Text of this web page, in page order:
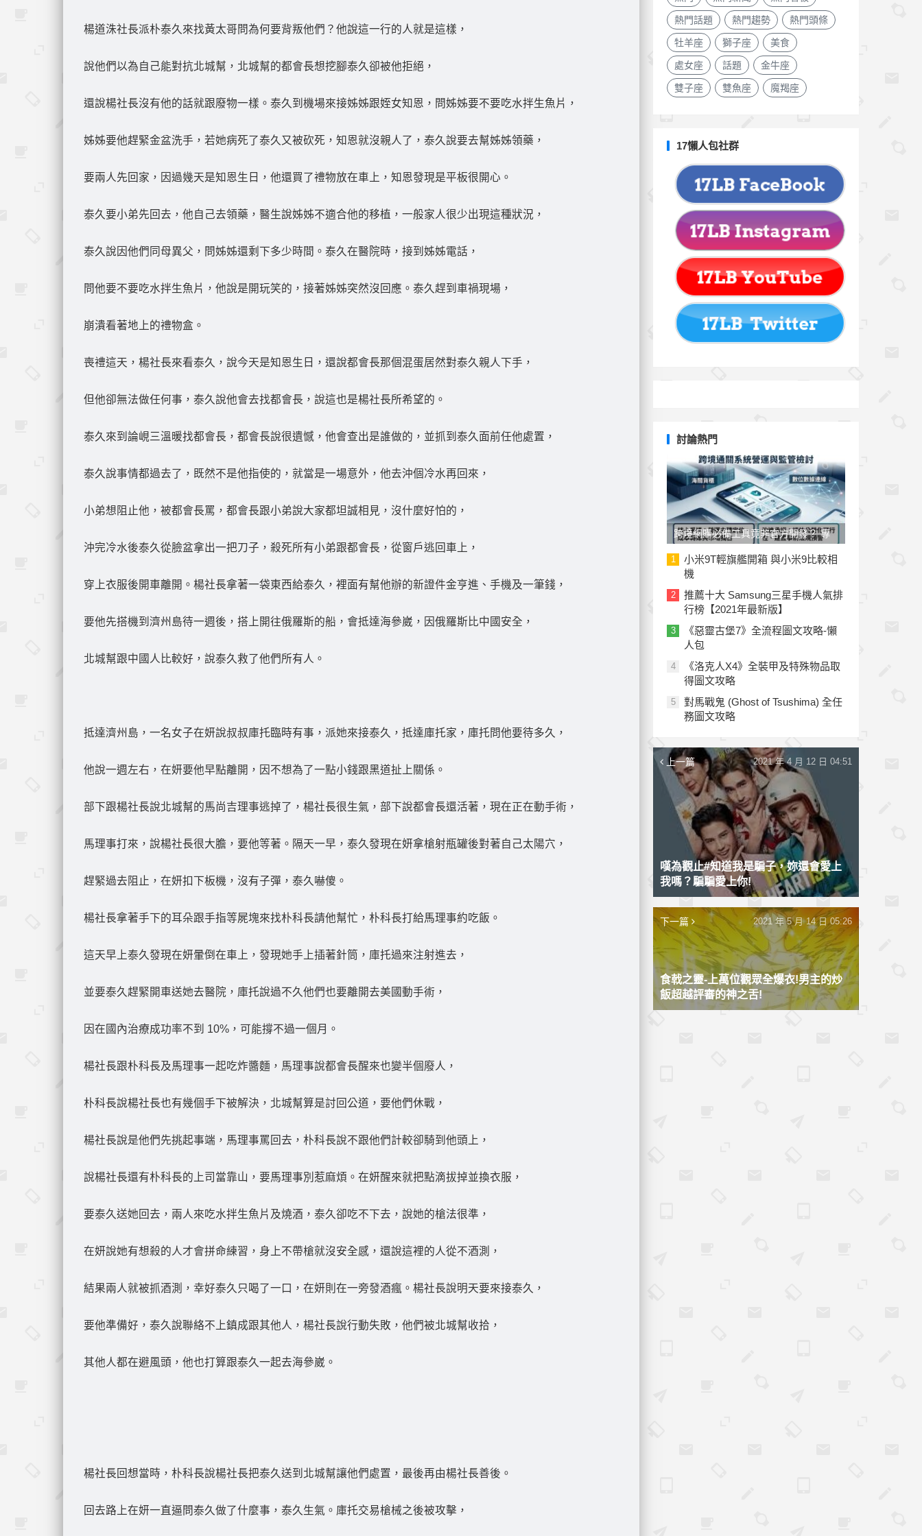
楊道洙社長派朴泰久來找黃太哥問為何要背叛他們？他說這一行的人就是這樣，
說他們以為自己能對抗北城幫，北城幫的都會長想挖腳泰久卻被他拒絕，
還說楊社長沒有他的話就跟廢物一樣。泰久到機場來接姊姊跟姪女知恩，問姊姊要不要吃水拌生魚片，
姊姊要他趕緊金盆洗手，若她病死了泰久又被砍死，知恩就沒親人了，泰久說要去幫姊姊領藥，
要兩人先回家，因過幾天是知恩生日，他還買了禮物放在車上，知恩發現是平板很開心。
泰久要小弟先回去，他自己去領藥，醫生說姊姊不適合他的移植，一般家人很少出現這種狀況，
泰久說因他們同母異父，問姊姊還剩下多少時間。泰久在醫院時，接到姊姊電話，
問他要不要吃水拌生魚片，他說是開玩笑的，接著姊姊突然沒回應。泰久趕到車禍現場，
崩潰看著地上的禮物盒。
喪禮這天，楊社長來看泰久，說今天是知恩生日，還說都會長那個混蛋居然對泰久親人下手，
但他卻無法做任何事，泰久說他會去找都會長，說這也是楊社長所希望的。
泰久來到論峴三溫暖找都會長，都會長說很遺憾，他會查出是誰做的，並抓到泰久面前任他處置，
泰久說事情都過去了，既然不是他指使的，就當是一場意外，他去沖個冷水再回來，
小弟想阻止他，被都會長罵，都會長跟小弟說大家都坦誠相見，沒什麼好怕的，
沖完冷水後泰久從臉盆拿出一把刀子，殺死所有小弟跟都會長，從窗戶逃回車上，
穿上衣服後開車離開。楊社長拿著一袋東西給泰久，裡面有幫他辦的新證件金亨進、手機及一筆錢，
要他先搭機到濟州島待一週後，搭上開往俄羅斯的船，會抵達海參崴，因俄羅斯比中國安全，
北城幫跟中國人比較好，說泰久救了他們所有人。
抵達濟州島，一名女子在妍說叔叔庫托臨時有事，派她來接泰久，抵達庫托家，庫托問他要待多久，
他說一週左右，在妍要他早點離開，因不想為了一點小錢跟黑道扯上關係。
部下跟楊社長說北城幫的馬尚吉理事逃掉了，楊社長很生氣，部下說都會長還活著，現在正在動手術，
馬理事打來，說楊社長很大膽，要他等著。隔天一早，泰久發現在妍拿槍射瓶罐後對著自己太陽穴，
趕緊過去阻止，在妍扣下板機，沒有子彈，泰久嚇傻。
楊社長拿著手下的耳朵跟手指等屍塊來找朴科長請他幫忙，朴科長打給馬理事約吃飯。
這天早上泰久發現在妍暈倒在車上，發現她手上插著針筒，庫托過來注射進去，
並要泰久趕緊開車送她去醫院，庫托說過不久他們也要離開去美國動手術，
因在國內治療成功率不到 10%，可能撐不過一個月。
楊社長跟朴科長及馬理事一起吃炸醬麵，馬理事說都會長醒來也變半個廢人，
朴科長說楊社長也有幾個手下被解決，北城幫算是討回公道，要他們休戰，
楊社長說是他們先挑起事端，馬理事罵回去，朴科長說不跟他們計較卻騎到他頭上，
說楊社長還有朴科長的上司當靠山，要馬理事別惹麻煩。在妍醒來就把點滴拔掉並換衣服，
要泰久送她回去，兩人來吃水拌生魚片及燒酒，泰久卻吃不下去，說她的槍法很準，
在妍說她有想殺的人才會拼命練習，身上不帶槍就沒安全感，還說這裡的人從不酒測，
結果兩人就被抓酒測，幸好泰久只喝了一口，在妍則在一旁發酒瘋。楊社長說明天要來接泰久，
要他準備好，泰久說聯絡不上鎮成跟其他人，楊社長說行動失敗，他們被北城幫收拾，
其他人都在避風頭，他也打算跟泰久一起去海參崴。
楊社長回想當時，朴科長說楊社長把泰久送到北城幫讓他們處置，最後再由楊社長善後。
回去路上在妍一直逼問泰久做了什麼事，泰久生氣。庫托交易槍械之後被攻擊，
熱門話題 熱門趨勢 熱門頭條
牡羊座 獅子座 美食
處女座 話題 金牛座
雙子座 雙魚座 魔羯座
17懶人包社群
討論熱門
跨境網購必備工具竟非官方開發？ 專
家與民代質疑「EZ WAY 易利委」曝三
大治理漏洞
1
小米9T輕旗艦開箱 與小米9比較相
機
2
推薦十大 Samsung三星手機人氣排
行榜【2021年最新版】
3
《惡靈古堡7》全流程圖文攻略-懶
人包
4
《洛克人X4》全裝甲及特殊物品取
得圖文攻略
5
對馬戰鬼 (Ghost of Tsushima) 全任
務圖文攻略
上一篇
嘆為觀止#知道我是騙子，妳還會愛上
我嗎？騙騙愛上你!
2021 年 4 月 12 日 04:51
下一篇
食戟之靈-上萬位觀眾全爆衣!男主的炒
飯超越評審的神之舌!
2021 年 5 月 14 日 05:26